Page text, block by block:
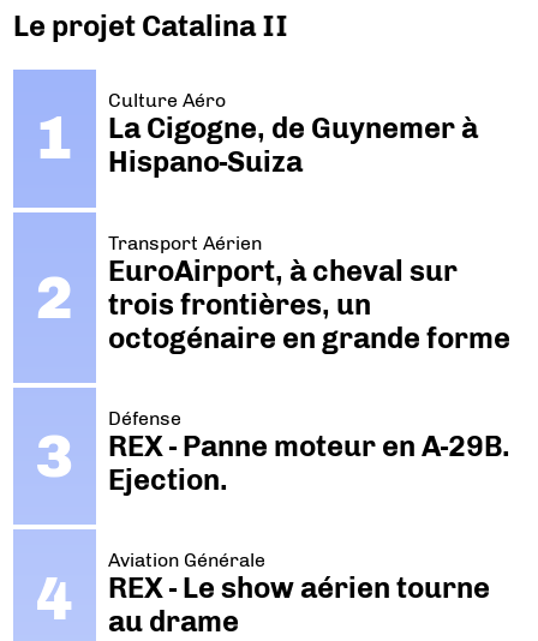
Le projet Catalina II
Culture Aéro
La Cigogne, de Guynemer à
Hispano-Suiza
Transport Aérien
EuroAirport, à cheval sur
trois frontières, un
octogénaire en grande forme
Défense
REX - Panne moteur en A-29B.
Ejection.
Aviation Générale
REX - Le show aérien tourne
au drame